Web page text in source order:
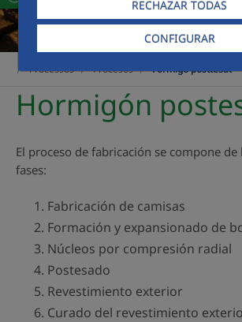
RECHAZAR TODAS
CONFIGURAR
Processos Procesos Formigó posttesat
Hormigón
El proceso de fabricación se compone de
fases:
Fabricación de camisas
Formación y expansionado de
Núcleos por compresión radial
Postesado
Revestimiento exterior
Curado del revestimiento